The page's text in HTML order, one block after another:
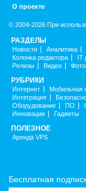
О проекте
© 2004-2026 При
РАЗДЕЛЫ
Новости Аналитика
Колонка редактора
IT
Релизы
Видео
РУБРИКИ
Интернет Мобильная
Интеграция
Оборудование
ПО
Инновации
Гаджеты
ПОЛЕЗНОЕ
Аренда VPS
Бесплатная